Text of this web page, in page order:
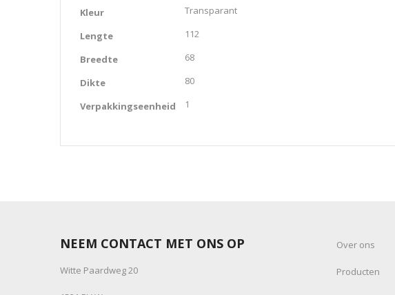
Kleur Transparant
Lengte 112
Breedte 68
Dikte 80
Verpakkingseenheid 1
NEEM CONTACT MET ONS OP
Witte Paardweg 20
Over ons
Producten